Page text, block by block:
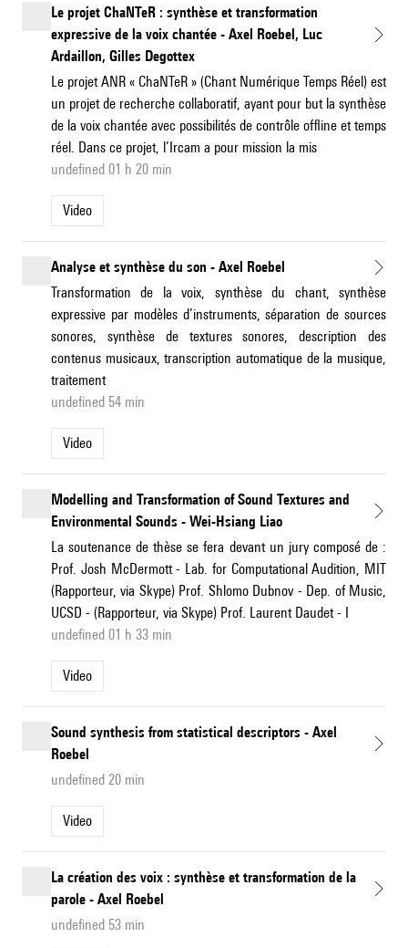
Le projet ChaNTeR : synthèse et transformation
expressive de la voix chantée - Axel Roebel, Luc
Ardaillon, Gilles Degottex
Le projet ANR « ChaNTeR » (Chant Numérique Temps Réel) est
un projet de recherche collaboratif, ayant pour but la synthèse
de la voix chantée avec possibilités de contrôle offline et temps
réel. Dans ce projet, l’Ircam a pour mission la mis
undefined 01 h 20 min
Video
Analyse et synthèse du son - Axel Roebel
Transformation de la voix, synthèse du chant, synthèse
expressive par modèles d’instruments, séparation de sources
sonores, synthèse de textures sonores, description des
contenus musicaux, transcription automatique de la musique,
traitement
undefined 54 min
Video
Modelling and Transformation of Sound Textures and
Environmental Sounds - Wei-Hsiang Liao
La soutenance de thèse se fera devant un jury composé de :
Prof. Josh McDermott - Lab. for Computational Audition, MIT
(Rapporteur, via Skype) Prof. Shlomo Dubnov - Dep. of Music,
UCSD - (Rapporteur, via Skype) Prof. Laurent Daudet - I
undefined 01 h 33 min
Video
Sound synthesis from statistical descriptors - Axel
Roebel
undefined 20 min
Video
La création des voix : synthèse et transformation de la
parole - Axel Roebel
undefined 53 min